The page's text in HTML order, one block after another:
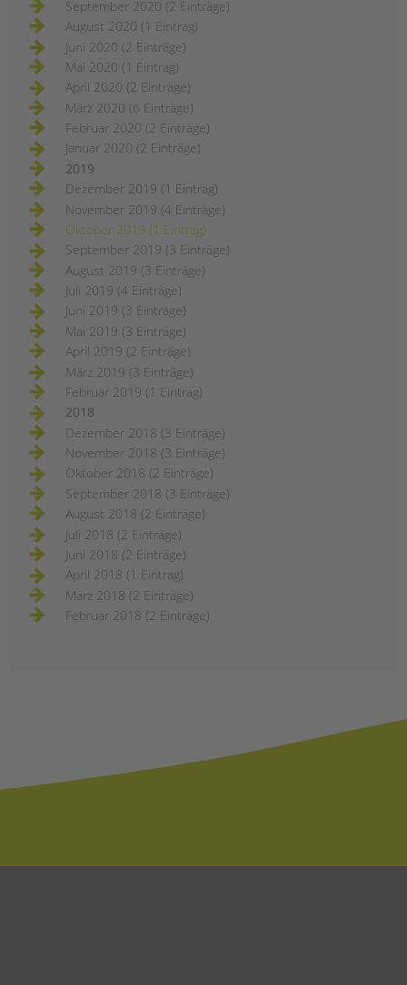
September 2020 (2 Einträge)
August 2020 (1 Eintrag)
Juni 2020 (2 Einträge)
Mai 2020 (1 Eintrag)
April 2020 (2 Einträge)
März 2020 (6 Einträge)
Februar 2020 (2 Einträge)
Januar 2020 (2 Einträge)
2019
Dezember 2019 (1 Eintrag)
November 2019 (4 Einträge)
Oktober 2019 (1 Eintrag)
September 2019 (3 Einträge)
August 2019 (3 Einträge)
Juli 2019 (4 Einträge)
Juni 2019 (3 Einträge)
Mai 2019 (3 Einträge)
April 2019 (2 Einträge)
März 2019 (3 Einträge)
Februar 2019 (1 Eintrag)
2018
Dezember 2018 (3 Einträge)
November 2018 (3 Einträge)
Oktober 2018 (2 Einträge)
September 2018 (3 Einträge)
August 2018 (2 Einträge)
Juli 2018 (2 Einträge)
Juni 2018 (2 Einträge)
April 2018 (1 Eintrag)
März 2018 (2 Einträge)
Februar 2018 (2 Einträge)